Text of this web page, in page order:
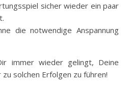
sicher wieder ein paar
die notwendige Anspannung
immer wieder gelingt, Deine
solchen Erfolgen zu führen!